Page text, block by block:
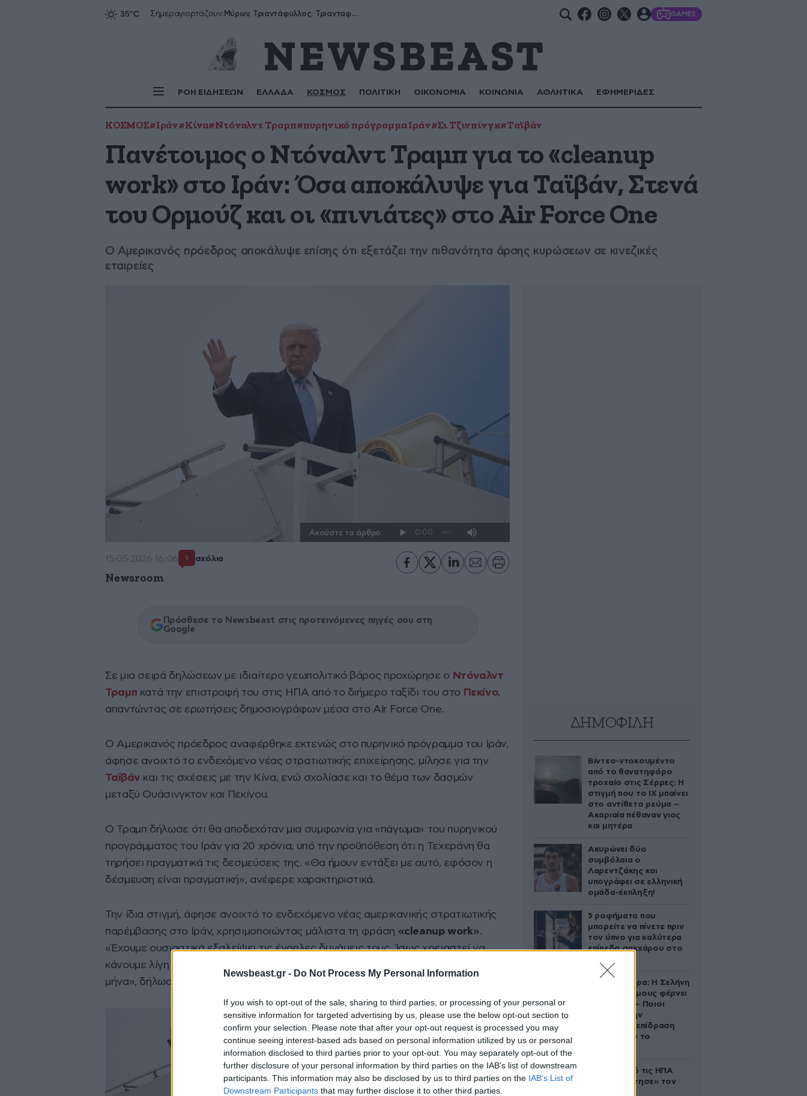
Newsbeast.gr - Do Not Process My Personal Information
If you wish to opt-out of the sale, sharing to third parties, or processing of your personal or
sensitive information for targeted advertising by us, please use the below opt-out section to
confirm your selection. Please note that after your opt-out request is processed you may
continue seeing interest-based ads based on personal information utilized by us or personal
information disclosed to third parties prior to your opt-out. You may separately opt-out of the
further disclosure of your personal information by third parties on the IAB’s list of downstream
participants. This information may also be disclosed by us to third parties on the IAB’s List of
Downstream Participants that may further disclose it to other third parties.
Σήμεραγιορτάζουν: Μύρων, Τριαντάφυλλος, Τριανταφυλλιά, Φυλλιώ, Ρόζα GAMES
ΡΟΗ ΕΙΔΗΣΕΩΝ ΕΛΛΑΔΑ ΚΟΣΜΟΣ ΠΟΛΙΤΙΚΗ ΟΙΚΟΝΟΜΙΑ ΚΟΙΝΩΝΙΑ ΑΘΛΗΤΙΚΑ ΕΦΗΜΕΡΙΔΕΣ
ΚΟΣΜΟΣ#Ιράν#Κίνα#Ντόναλντ Τραμπ#πυρηνικό πρόγραμμα Ιράν#Σι Τζινπίνγκ#Ταϊβάν
Πανέτοιμος ο Ντόναλντ Τραμπ για το «cleanup
work» στο Ιράν: Όσα αποκάλυψε για Ταϊβάν, Στενά
του Ορμούζ και οι «πινιάτες» στο Air Force One
Ο Αμερικανός πρόεδρος αποκάλυψε επίσης ότι εξετάζει την πιθανότητα άρσης κυρώσεων σε κινεζικές
εταιρείες
Ακούστε το άρθρο
15·05·2026 16:06 1 σχόλια
Newsroom
Πρόσθεσε το Newsbeast στις προτεινόμενες πηγές σου στη
Google
Σε μια σειρά δηλώσεων με ιδιαίτερο γεωπολιτικό βάρος προχώρησε ο Ντόναλντ
Τραμπ κατά την επιστροφή του στις ΗΠΑ από το διήμερο ταξίδι του στο Πεκίνο,
απαντώντας σε ερωτήσεις δημοσιογράφων μέσα στο Air Force One.
Ο Αμερικανός πρόεδρος αναφέρθηκε εκτενώς στο πυρηνικό πρόγραμμα του Ιράν,
άφησε ανοιχτό το ενδεχόμενο νέας στρατιωτικής επιχείρησης, μίλησε για την
Ταϊβάν και τις σχέσεις με την Κίνα, ενώ σχολίασε και το θέμα των δασμών
μεταξύ Ουάσινγκτον και Πεκίνου.
Ο Τραμπ δήλωσε ότι θα αποδεχόταν μια συμφωνία για «πάγωμα» του πυρηνικού
προγράμματος του Ιράν για 20 χρόνια, υπό την προϋπόθεση ότι η Τεχεράνη θα
τηρήσει πραγματικά τις δεσμεύσεις της. «Θα ήμουν εντάξει με αυτό, εφόσον η
δέσμευση είναι πραγματική», ανέφερε χαρακτηριστικά.
Την ίδια στιγμή, άφησε ανοιχτό το ενδεχόμενο νέας αμερικανικής στρατιωτικής
παρέμβασης στο Ιράν, χρησιμοποιώντας μάλιστα τη φράση «cleanup work».
«Έχουμε ουσιαστικά εξαλείψει τις ένοπλες δυνάμεις τους. Ίσως χρειαστεί να
κάνουμε λίγη δουλειά καθαρισμού, επειδή είχαμε μια εκεχειρία περίπου ενός
μήνα», δήλωσε.
ΔΗΜΟΦΙΛΗ
Βίντεο-ντοκουμέντο
από το θανατηφόρο
τροχαίο στις Σέρρες: Η
στιγμή που το ΙΧ μπαίνει
στο αντίθετο ρεύμα –
Ακαριαία πέθαναν γιος
και μητέρα
Ακυρώνει δύο
συμβόλαια ο
Λαρεντζάκης και
υπογράφει σε ελληνική
ομάδα-έκπληξη!
5 ροφήματα που
μπορείτε να πίνετε πριν
τον ύπνο για καλύτερα
επίπεδα σακχάρου στο
Ζώδια σήμερα: Η Σελήνη
στους Διδύμους φέρνει
ανατροπές – Ποιοι
δέχονται την
ευεργετική επίδραση
του Δία από το
Ζευγάρι από τις ΗΠΑ
που «υιοθέτησε» τον